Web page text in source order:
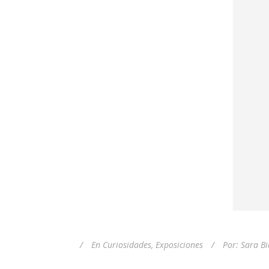
En Curiosidades, Exposiciones Por: Sara